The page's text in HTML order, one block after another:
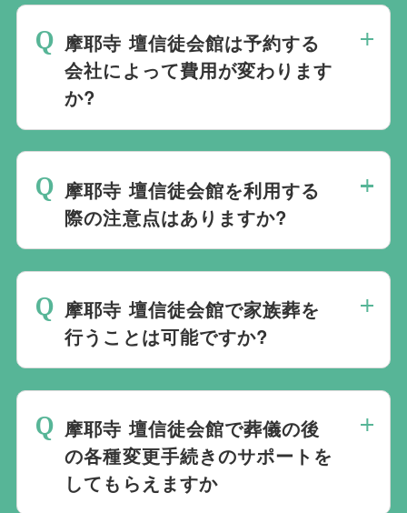
です。自社会館を持たないことで無理に自
社会館を勧めることなく柔軟にご提案がで
きます。
すすめの式場をご紹介させていただきま
す。また、式場でご葬儀気を行うのが一般
的ですが、どこで葬儀を行うかは多様化し
ており必ずしも式場を借りて行う必要はな
く、近年では自宅でご葬儀を行う自宅葬を
選ばれる方もいます。私たちは自宅でのご
葬儀を含め多くの実績がございますので、
ください。
摩耶寺 壇信徒会館は予約する
会社によって費用が変わります
か?
の葬儀会社から予約をしても式場利用料は
同じです。
摩耶寺 壇信徒会館を利用する
際の注意点はありますか?
れる人数によって選んだ式場が適している
か注意しておくと良いです。当社の相談員
は斎場を熟知しておりますので、ご不安な
点がありましたらお気軽にご相談くださ
い。
摩耶寺 壇信徒会館で家族葬を
行うことは可能ですか?
要望にお応えしております。
摩耶寺 壇信徒会館で葬儀の後
の各種変更手続きのサポートを
してもらえますか